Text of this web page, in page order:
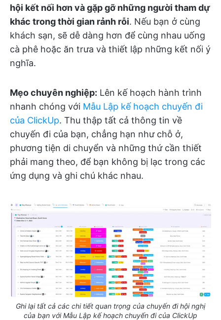
hội kết nối hơn và gặp gỡ những người tham dự
khác trong thời gian rảnh rỗi. Nếu bạn ở cùng
khách sạn, sẽ dễ dàng hơn để cùng nhau uống
cà phê hoặc ăn trưa và thiết lập những kết nối ý
nghĩa.
Mẹo chuyên nghiệp: Lên kế hoạch hành trình
nhanh chóng với Mẫu Lập kế hoạch chuyến đi
của ClickUp. Thu thập tất cả thông tin về
chuyến đi của bạn, chẳng hạn như chỗ ở,
phương tiện di chuyển và những thứ cần thiết
phải mang theo, để bạn không bị lạc trong các
ứng dụng và ghi chú khác nhau.
Ghi lại tất cả các chi tiết quan trọng của chuyến đi hội nghị
của bạn với Mẫu Lập kế hoạch chuyến đi của ClickUp